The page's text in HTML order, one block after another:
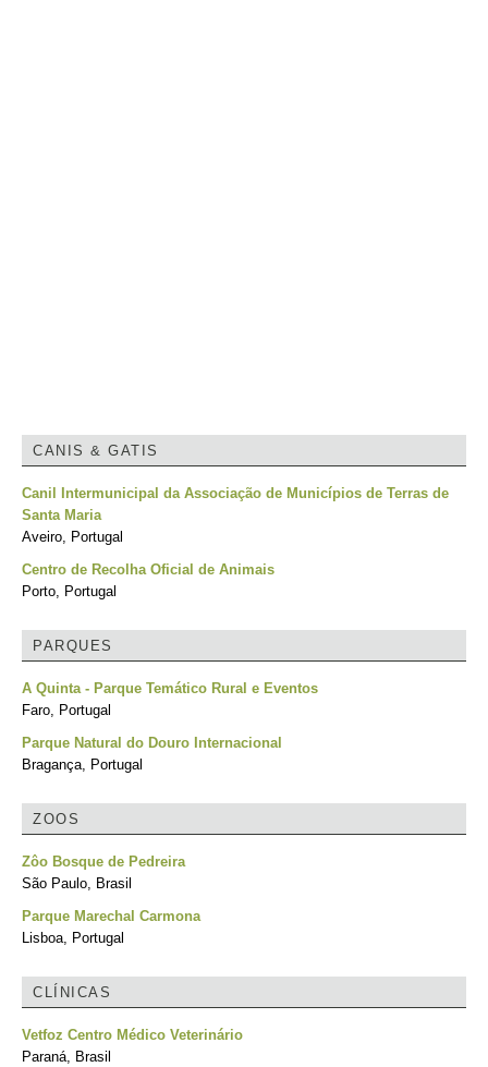
CANIS & GATIS
Canil Intermunicipal da Associação de Municípios de Terras de
Santa Maria
Aveiro, Portugal
Centro de Recolha Oficial de Animais
Porto, Portugal
PARQUES
A Quinta - Parque Temático Rural e Eventos
Faro, Portugal
Parque Natural do Douro Internacional
Bragança, Portugal
ZOOS
Zôo Bosque de Pedreira
São Paulo, Brasil
Parque Marechal Carmona
Lisboa, Portugal
CLÍNICAS
Vetfoz Centro Médico Veterinário
Paraná, Brasil